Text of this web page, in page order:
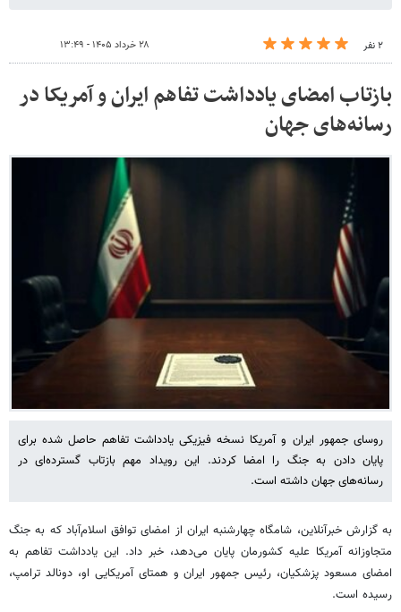
۲ نفر ۲۸ خرداد ۱۴۰۵ - ۱۳:۴۹
بازتاب امضای یادداشت تفاهم ایران و آمریکا در
رسانه‌های جهان
روسای جمهور ایران و آمریکا نسخه فیزیکی یادداشت تفاهم حاصل شده برای
پایان دادن به جنگ را امضا کردند. این رویداد مهم بازتاب گسترده‌ای در
رسانه‌های جهان داشته است.
به گزارش خبرآنلاین، شامگاه چهارشنبه ایران از امضای توافق اسلام‌آباد که به جنگ
متجاوزانه آمریکا علیه کشورمان پایان می‌دهد، خبر داد. این یادداشت تفاهم به
امضای مسعود پزشکیان، رئیس جمهور ایران و همتای آمریکایی او، دونالد ترامپ،
رسیده است.